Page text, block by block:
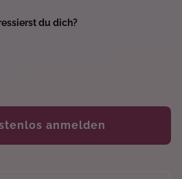
du dich?
anmelden